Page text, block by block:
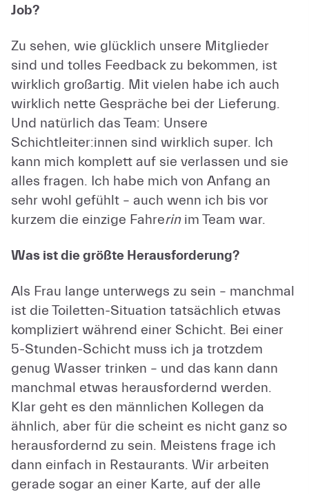
Job?
Zu sehen, wie glücklich unsere Mitglieder
sind und tolles Feedback zu bekommen, ist
wirklich großartig. Mit vielen habe ich auch
wirklich nette Gespräche bei der Lieferung.
Und natürlich das Team: Unsere
Schichtleiter:innen sind wirklich super. Ich
kann mich komplett auf sie verlassen und sie
alles fragen. Ich habe mich von Anfang an
sehr wohl gefühlt – auch wenn ich bis vor
kurzem die einzige Fahrerinim Team war.
Was ist die größte Herausforderung?
Als Frau lange unterwegs zu sein – manchmal
ist die Toiletten-Situation tatsächlich etwas
kompliziert während einer Schicht. Bei einer
5-Stunden-Schicht muss ich ja trotzdem
genug Wasser trinken – und das kann dann
manchmal etwas herausfordernd werden.
Klar geht es den männlichen Kollegen da
ähnlich, aber für die scheint es nicht ganz so
herausfordernd zu sein. Meistens frage ich
dann einfach in Restaurants. Wir arbeiten
gerade sogar an einer Karte, auf der alle